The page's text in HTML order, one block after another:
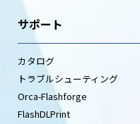
サポート
カタログ
トラブルシューティング
Orca-Flashforge
FlashDLPrint